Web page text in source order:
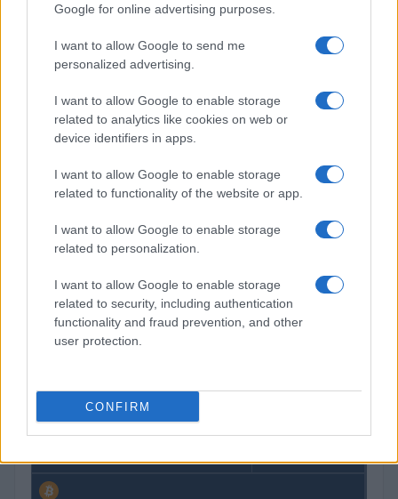
Google for online advertising purposes.
I want to allow Google to send me
personalized advertising.
I want to allow Google to enable storage
related to analytics like cookies on web or
device identifiers in apps.
I want to allow Google to enable storage
related to functionality of the website or app.
I want to allow Google to enable storage
related to personalization.
I want to allow Google to enable storage
related to security, including authentication
functionality and fraud prevention, and other
user protection.
CONFIRM
COTIZACIONES CRYPTO